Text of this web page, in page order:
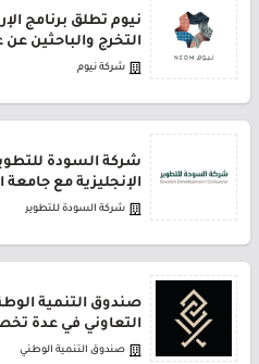
نيوم تطلق برنامج
التخرج والباحثين
شركة نيوم
شركة السودة
الإنجليزية مع جامعة
شركة السودة للتطوير
صندوق التنمية
التعاوني في عدة
صندوق التنمية الوطني